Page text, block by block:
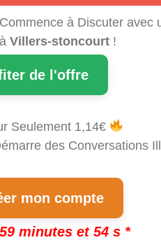
à Discuter avec
Villers-stoncourt !
de l'offre
Seulement 1,14€
des Conversations
mon compte
minutes et 53 s *